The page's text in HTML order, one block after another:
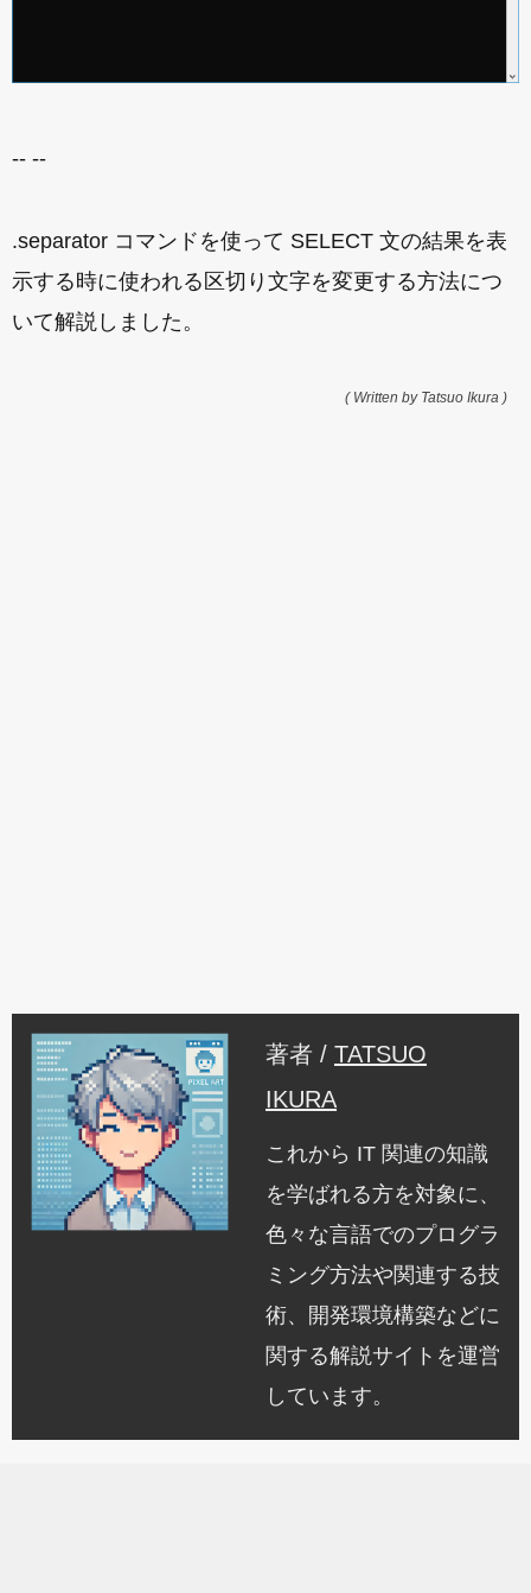
-- --
.separator コマンドを使って SELECT 文の結果を表
示する時に使われる区切り文字を変更する方法につ
いて解説しました。
( Written by Tatsuo Ikura )
著者 / TATSUO
IKURA
これから IT 関連の知識
を学ばれる方を対象に、
色々な言語でのプログラ
ミング方法や関連する技
術、開発環境構築などに
関する解説サイトを運営
しています。